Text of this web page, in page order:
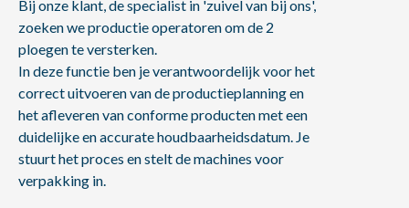
Bij onze klant, de specialist in 'zuivel van bij ons',
zoeken we productie operatoren om de 2
ploegen te versterken.
In deze functie ben je verantwoordelijk voor het
correct uitvoeren van de productieplanning en
het afleveren van conforme producten met een
duidelijke en accurate houdbaarheidsdatum. Je
stuurt het proces en stelt de machines voor
verpakking in.